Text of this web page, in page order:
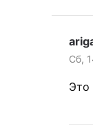
Сб,
Это